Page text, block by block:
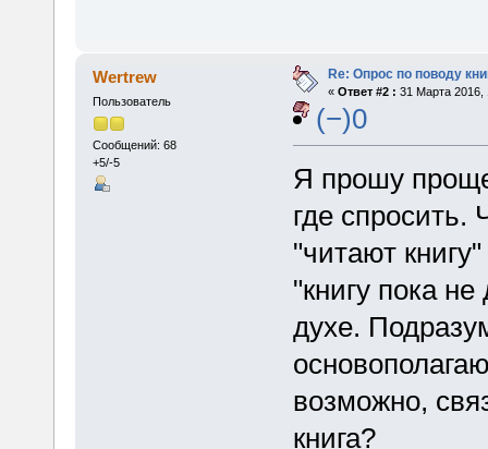
Wertrew
Пользователь
Сообщений: 68
+5/-5
Re: Опрос по поводу
« Ответ #2 : 31 Марта 2016,
(−)0
Я прошу
где
"читают
"книгу пока
духе.
возможно,
книга?